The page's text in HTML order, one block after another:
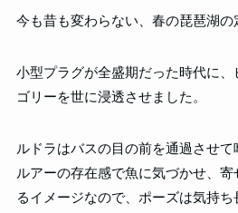
今も昔も変わらない、春の琵琶湖の
小型プラグが全盛期だった時代に
ゴリーを世に浸透させました。
ルドラはバスの目の前を通過させて
ルアーの存在感で魚に気づかせ、
るイメージなので、ポーズは気持